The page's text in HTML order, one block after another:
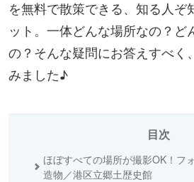
を無料で散策できる、知る人ぞ
ット。一体どんな場所なの？ど
の？そんな疑問にお答えすべく
みました♪
目次
ほぼすべての場所が撮影OK！フ
造物／港区立郷土歴史館